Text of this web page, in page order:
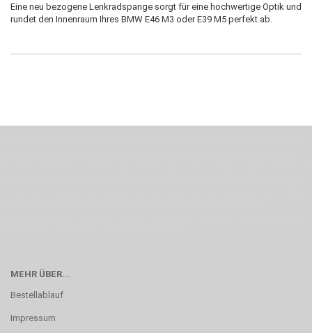
Eine neu bezogene Lenkradspange sorgt für eine hochwertige Optik und
rundet den Innenraum Ihres BMW E46 M3 oder E39 M5 perfekt ab.
MEHR ÜBER...
Bestellablauf
Impressum